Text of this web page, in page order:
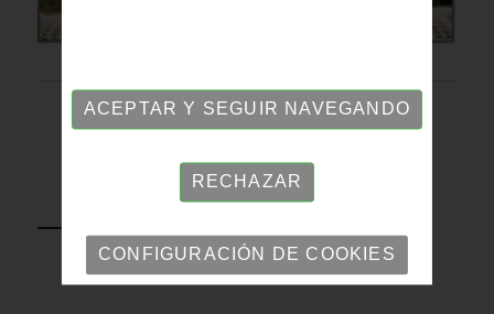
VOLVER
ACEPTAR Y SEGUIR NAVEGANDO
RECHAZAR
CONFIGURACIÓN DE COOKIES